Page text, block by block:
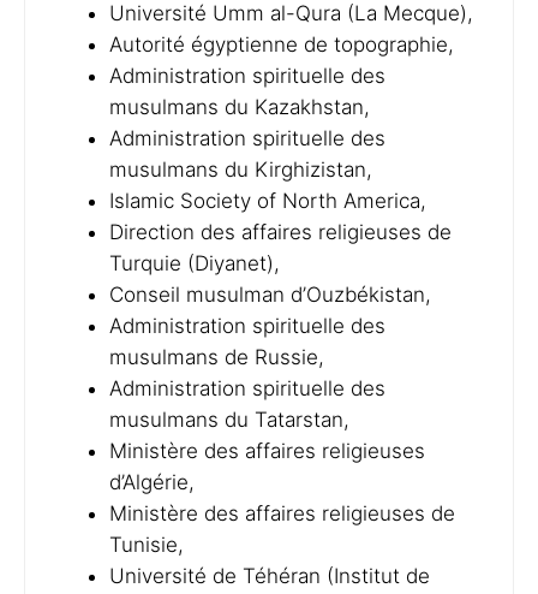
Université Umm al-Qura (La Mecque),
Autorité égyptienne de topographie,
Administration spirituelle des
musulmans du Kazakhstan,
Administration spirituelle des
musulmans du Kirghizistan,
Islamic Society of North America,
Direction des affaires religieuses de
Turquie (Diyanet),
Conseil musulman d’Ouzbékistan,
Administration spirituelle des
musulmans de Russie,
Administration spirituelle des
musulmans du Tatarstan,
Ministère des affaires religieuses
d’Algérie,
Ministère des affaires religieuses de
Tunisie,
Université de Téhéran (Institut de